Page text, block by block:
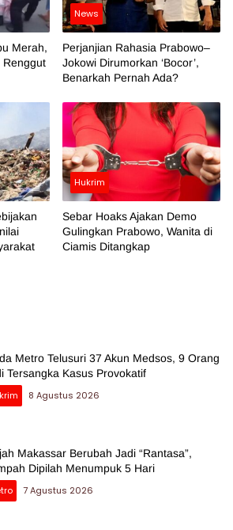
Merah,
Renggut
News
Perjanjian Rahasia Prabowo–
Jokowi Dirumorkan ‘Bocor’,
Benarkah Pernah Ada?
Hukrim
Sebar Hoaks Ajakan Demo
Gulingkan Prabowo, Wanita di
Ciamis Ditangkap
Metro Telusuri 37 Akun Medsos, 9 Orang
Tersangka Kasus Provokatif
8 Agustus 2026
Makassar Berubah Jadi “Rantasa”,
Dipilah Menumpuk 5 Hari
7 Agustus 2026